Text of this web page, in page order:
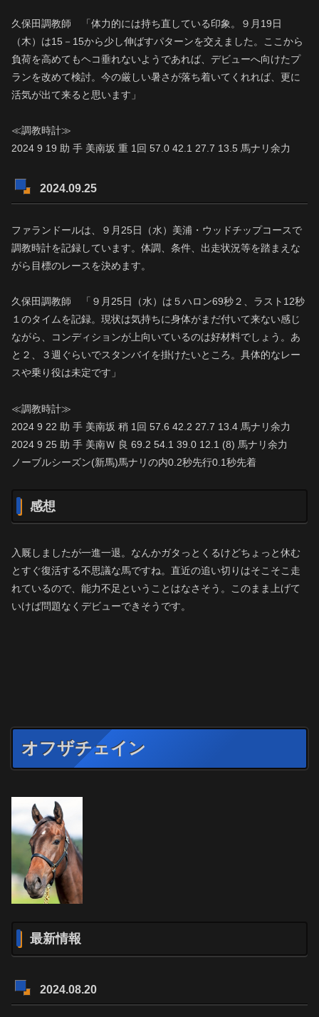
久保田調教師 「体力的には持ち直している印象。９月19日
（木）は15－15から少し伸ばすパターンを交えました。ここから
負荷を高めてもヘコ垂れないようであれば、デビューへ向けたプ
ランを改めて検討。今の厳しい暑さが落ち着いてくれれば、更に
活気が出て来ると思います」
≪調教時計≫
2024 9 19 助 手 美南坂 重 1回 57.0 42.1 27.7 13.5 馬ナリ余力
2024.09.25
ファランドールは、９月25日（水）美浦・ウッドチップコースで
調教時計を記録しています。体調、条件、出走状況等を踏まえな
がら目標のレースを決めます。
久保田調教師 「９月25日（水）は５ハロン69秒２、ラスト12秒
１のタイムを記録。現状は気持ちに身体がまだ付いて来ない感じ
ながら、コンディションが上向いているのは好材料でしょう。あ
と２、３週ぐらいでスタンバイを掛けたいところ。具体的なレー
スや乗り役は未定です」
≪調教時計≫
2024 9 22 助 手 美南坂 稍 1回 57.6 42.2 27.7 13.4 馬ナリ余力
2024 9 25 助 手 美南Ｗ 良 69.2 54.1 39.0 12.1 (8) 馬ナリ余力
ノーブルシーズン(新馬)馬ナリの内0.2秒先行0.1秒先着
感想
入厩しましたが一進一退。なんかガタっとくるけどちょっと休む
とすぐ復活する不思議な馬ですね。直近の追い切りはそこそこ走
れているので、能力不足ということはなさそう。このまま上げて
いけば問題なくデビューできそうです。
オフザチェイン
最新情報
2024.08.20